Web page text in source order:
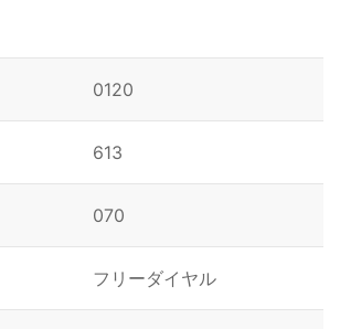
0120
613
070
フリーダイヤル